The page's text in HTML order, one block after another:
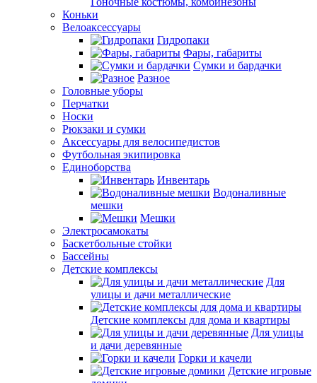
Коньки
Велоаксессуары
Гидропаки
Фары, габариты
Сумки и бардачки
Разное
Головные уборы
Перчатки
Носки
Рюкзаки и сумки
Аксессуары для велосипедистов
Футбольная экипировка
Единоборства
Инвентарь
Водоналивные
мешки
Мешки
Электросамокаты
Баскетбольные стойки
Бассейны
Детские комплексы
Для
улицы и дачи металлические
Детские комплексы для дома и квартиры
Для улицы
и дачи деревянные
Горки и качели
Детские игровые